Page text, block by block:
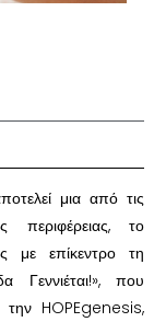
μια από τις
περιφέρειας, το
με επίκεντρο τη
Γεννιέται!», που
την HOPEgenesis,